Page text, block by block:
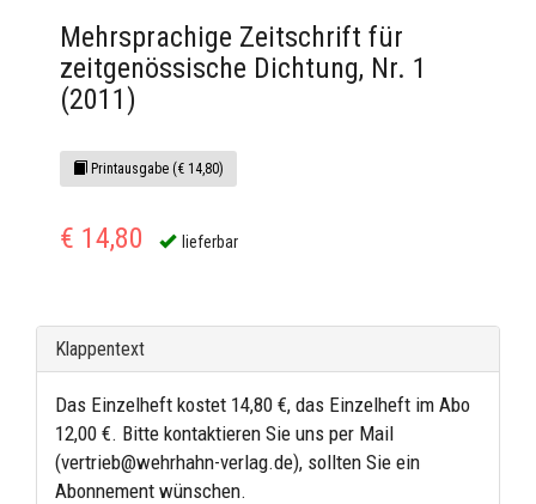
Mehrsprachige Zeitschrift für
zeitgenössische Dichtung, Nr. 1
(2011)
Printausgabe (€ 14,80)
€ 14,80 lieferbar
Klappentext
Das Einzelheft kostet 14,80 €, das Einzelheft im Abo
12,00 €. Bitte kontaktieren Sie uns per Mail
(vertrieb@wehrhahn-verlag.de), sollten Sie ein
Abonnement wünschen.